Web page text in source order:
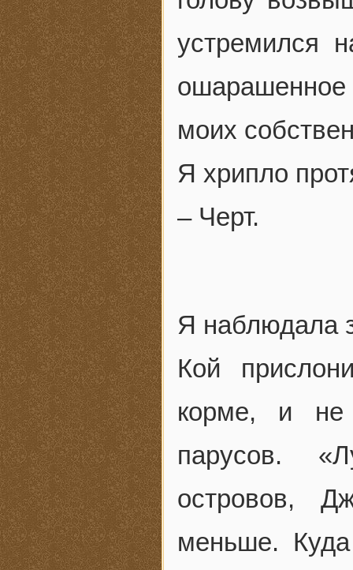
устремился
ошарашенное
моих
Я хрипло
– Черт.
Я наблюдала
Кой
корме, и не
парусов.
островов,
меньше.